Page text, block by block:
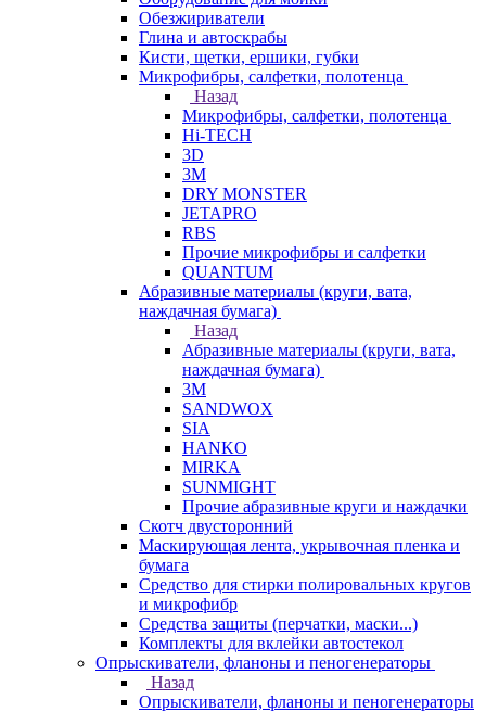
Обезжириватели
Глина и автоскрабы
Кисти, щетки, ершики, губки
Микрофибры, салфетки, полотенца
Назад
Микрофибры, салфетки, полотенца
Hi-TECH
3D
3М
DRY MONSTER
JETAPRO
RBS
Прочие микрофибры и салфетки
QUANTUM
Абразивные материалы (круги, вата,
наждачная бумага)
Назад
Абразивные материалы (круги, вата,
наждачная бумага)
3М
SANDWOX
SIA
HANKO
MIRKA
SUNMIGHT
Прочие абразивные круги и наждачки
Скотч двусторонний
Маскирующая лента, укрывочная пленка и
бумага
Средство для стирки полировальных кругов
и микрофибр
Средства защиты (перчатки, маски...)
Комплекты для вклейки автостекол
Опрыскиватели, фланоны и пеногенераторы
Назад
Опрыскиватели, фланоны и пеногенераторы